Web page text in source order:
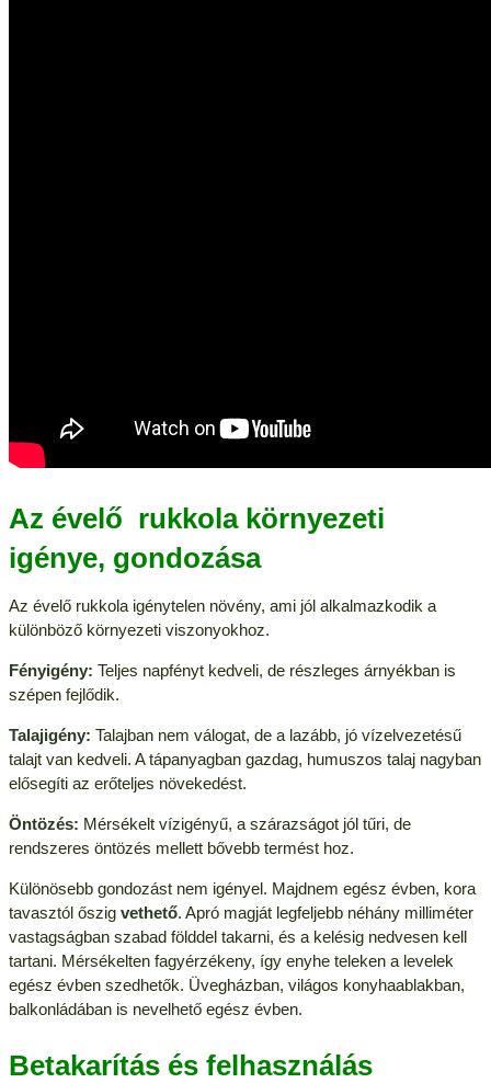
Az évelő rukkola környezeti
igénye, gondozása
Az évelő rukkola igénytelen növény, ami jól alkalmazkodik a
különböző környezeti viszonyokhoz.
Fényigény: Teljes napfényt kedveli, de részleges árnyékban is
szépen fejlődik.
Talajigény: Talajban nem válogat, de a lazább, jó vízelvezetésű
talajt van kedveli. A tápanyagban gazdag, humuszos talaj nagyban
elősegíti az erőteljes növekedést.
Öntözés: Mérsékelt vízigényű, a szárazságot jól tűri, de
rendszeres öntözés mellett bővebb termést hoz.
Különösebb gondozást nem igényel. Majdnem egész évben, kora
tavasztól őszig vethető. Apró magját legfeljebb néhány milliméter
vastagságban szabad földdel takarni, és a kelésig nedvesen kell
tartani. Mérsékelten fagyérzékeny, így enyhe teleken a levelek
egész évben szedhetők. Üvegházban, világos konyhaablakban,
balkonládában is nevelhető egész évben.
Betakarítás és felhasználás